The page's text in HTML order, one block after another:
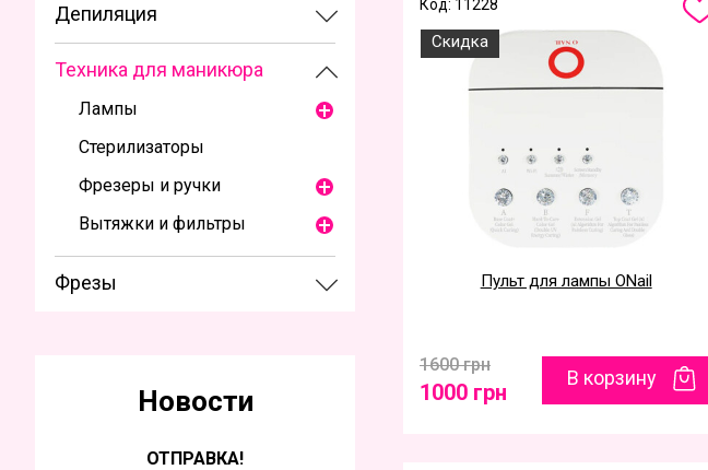
Депиляция
Техника для маникюра
Лампы
Стерилизаторы
Фрезеры и ручки
Вытяжки и фильтры
Фрезы
Новости
ОТПРАВКА!
Код: 11228
Скидка
Пульт для лампы ONail
1600 грн
1000 грн
В корзину